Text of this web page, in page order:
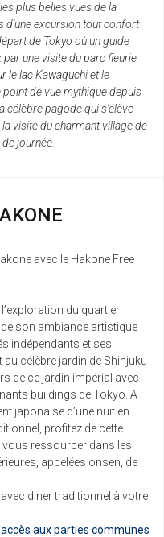
plus belles vues de la
d'une excursion tout confort
de Tokyo où un guide
une visite du parc fleurie
le lac Kawaguchi et le
de vue mythique depuis
célèbre pagode qui s'élève
visite du charmant village de
journée.
avec le Hakone Free
du quartier
son ambiance artistique
indépendants et ses
célèbre jardin de Shinjuku
de ce jardin impérial avec
buildings de Tokyo. A
japonaise d’une nuit en
profitez de cette
ressourcer dans les
appelées onsen, de
diner traditionnel à votre
aux parties communes